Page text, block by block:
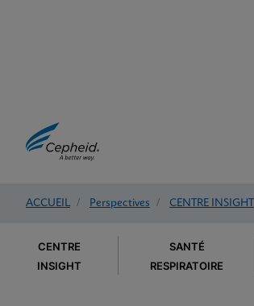
ACCUEIL / Perspectives / CENTRE INSIGHT
CENTRE
INSIGHT
SANTÉ
RESPIRATOIRE